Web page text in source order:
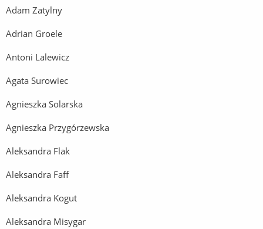
Adam Zatylny
Adrian Groele
Antoni Lalewicz
Agata Surowiec
Agnieszka Solarska
Agnieszka Przygórzewska
Aleksandra Flak
Aleksandra Faff
Aleksandra Kogut
Aleksandra Misygar